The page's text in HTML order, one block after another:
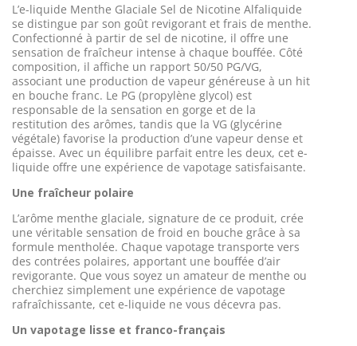
L’e-liquide Menthe Glaciale Sel de Nicotine Alfaliquide
se distingue par son goût revigorant et frais de menthe.
Confectionné à partir de sel de nicotine, il offre une
sensation de fraîcheur intense à chaque bouffée. Côté
composition, il affiche un rapport 50/50 PG/VG,
associant une production de vapeur généreuse à un hit
en bouche franc. Le PG (propylène glycol) est
responsable de la sensation en gorge et de la
restitution des arômes, tandis que la VG (glycérine
végétale) favorise la production d’une vapeur dense et
épaisse. Avec un équilibre parfait entre les deux, cet e-
liquide offre une expérience de vapotage satisfaisante.
Une fraîcheur polaire
L’arôme menthe glaciale, signature de ce produit, crée
une véritable sensation de froid en bouche grâce à sa
formule mentholée. Chaque vapotage transporte vers
des contrées polaires, apportant une bouffée d’air
revigorante. Que vous soyez un amateur de menthe ou
cherchiez simplement une expérience de vapotage
rafraîchissante, cet e-liquide ne vous décevra pas.
Un vapotage lisse et franco-français